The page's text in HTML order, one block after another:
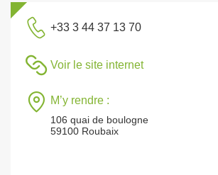
+33 3 44 37 13 70
Voir le site internet
M’y rendre :
106 quai de boulogne
59100 Roubaix